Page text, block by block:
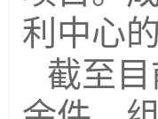
利中心
截至